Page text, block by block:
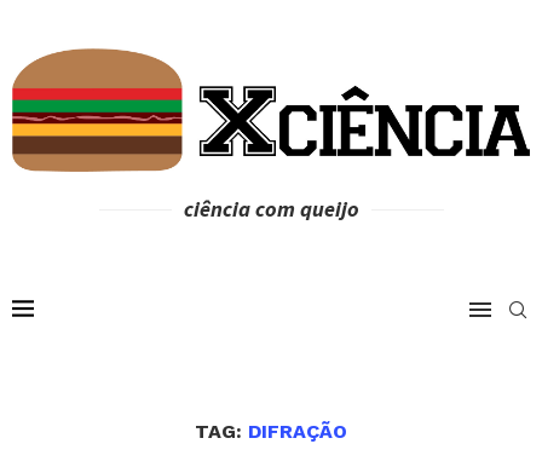
ciência com queijo
TAG: DIFRAÇÃO